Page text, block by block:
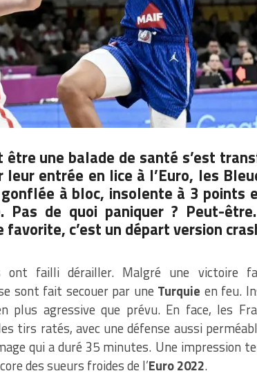
être une balade de santé s’est
leur entrée en lice à l’Euro, les
à bloc, insolente à 3 points
Pas de quoi paniquer ? Peut-
favorite, c’est un départ version
ont failli dérailler. Malgré une victoire
sont fait secouer par une Turquie en feu.
plus agressive que prévu. En face, les
tirs ratés, avec une défense aussi
qui a duré 35 minutes. Une impression
des sueurs froides de l’Euro 2022.